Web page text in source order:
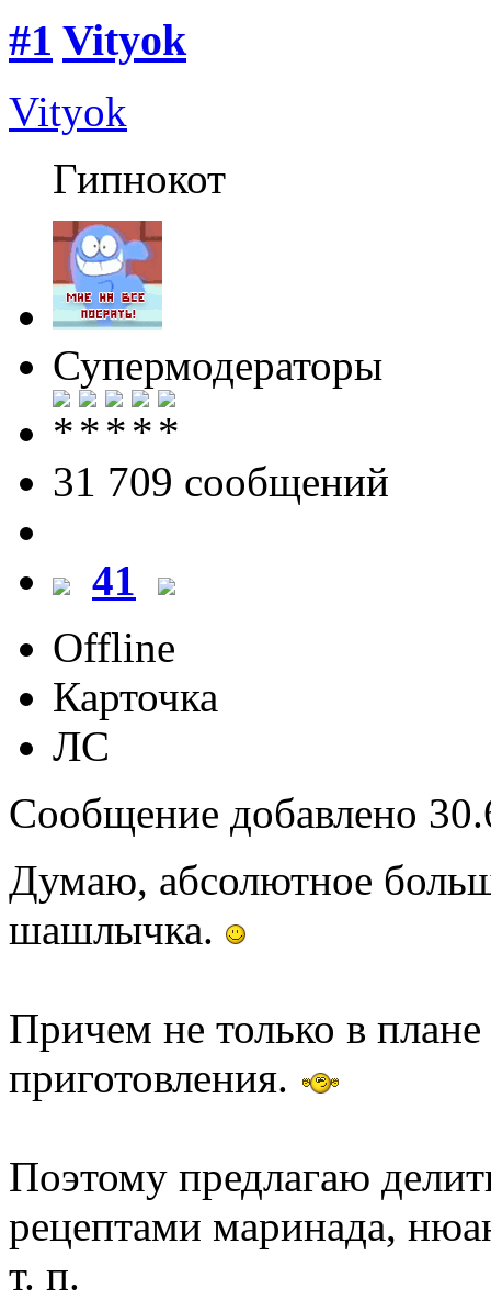
#1 Vityok
Vityok
Гипнокот
Супермодераторы
31 709 cообщений
41
Offline
Карточка
ЛС
Сообщение добавлено
Думаю, абсолютное
шашлычка.
Причем не только в
приготовления.
Поэтому предлагаю
рецептами маринада,
т. п.